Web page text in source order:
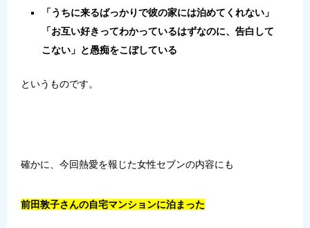
「うちに来るばっかりで彼の家には泊めてくれない」
「お互い好きってわかっているはずなのに、告白して
こない」と愚痴をこぼしている
というものです。
確かに、今回熱愛を報じた女性セブンの内容にも
前田敦子さんの自宅マンションに泊まった